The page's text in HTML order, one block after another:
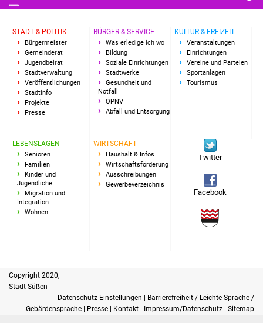
Kulturhalle
Vereine und Parteien
Sportanlagen
Tourismus
Schwäbischer Albtrauf
Lebenslagen
STADT & POLITIK
Bürgermeister
Gemeinderat
Jugendbeirat
Stadtverwaltung
Veröffentlichungen
Stadtinfo
Projekte
Presse
BÜRGER & SERVICE
Was erledige ich wo
Bildung
Soziale Einrichtungen
Stadtwerke
Gesundheit und
Notfall
ÖPNV
Abfall und Entsorgung
KULTUR & FREIZEIT
Veranstaltungen
Einrichtungen
Vereine und Parteien
Sportanlagen
Tourismus
LEBENSLAGEN
Senioren
Familien
Kinder und
Jugendliche
Migration und
Integration
Wohnen
WIRTSCHAFT
Haushalt & Infos
Wirtschaftsförderung
Ausschreibungen
Gewerbeverzeichnis
Twitter
Facebook
Copyright 2020,
Stadt Süßen
Datenschutz-Einstellungen | Barrierefreiheit / Leichte Sprache /
Gebärdensprache | Presse | Kontakt | Impressum/Datenschutz | Sitemap